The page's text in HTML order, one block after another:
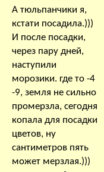
А тюльпанчики я,
кстати посадила.)))
И после посадки,
через пару дней,
наступили
морозики. где то -4
-9, земля не сильно
промерзла, сегодня
копала для посадки
цветов, ну
сантиметров пять
может мерзлая.)))